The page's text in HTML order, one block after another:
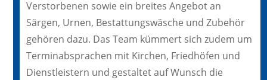
Verstorbenen sowie ein breites Angebot an
Särgen, Urnen, Bestattungswäsche und Zubehör
gehören dazu. Das Team kümmert sich zudem um
Terminabsprachen mit Kirchen, Friedhöfen und
Dienstleistern und gestaltet auf Wunsch die